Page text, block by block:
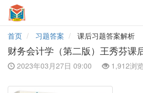
首页
习题答案 课后习题答案解析
财务会计学（第二版）王秀芬课
2023年03月27日 09:00 1,912浏